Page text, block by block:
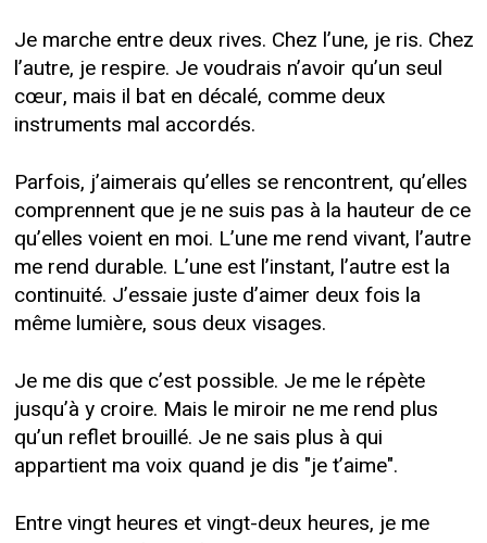
Je marche entre deux rives. Chez l’une, je ris. Chez
l’autre, je respire. Je voudrais n’avoir qu’un seul
cœur, mais il bat en décalé, comme deux
instruments mal accordés.
Parfois, j’aimerais qu’elles se rencontrent, qu’elles
comprennent que je ne suis pas à la hauteur de ce
qu’elles voient en moi. L’une me rend vivant, l’autre
me rend durable. L’une est l’instant, l’autre est la
continuité. J’essaie juste d’aimer deux fois la
même lumière, sous deux visages.
Je me dis que c’est possible. Je me le répète
jusqu’à y croire. Mais le miroir ne me rend plus
qu’un reflet brouillé. Je ne sais plus à qui
appartient ma voix quand je dis "je t’aime".
Entre vingt heures et vingt-deux heures, je me